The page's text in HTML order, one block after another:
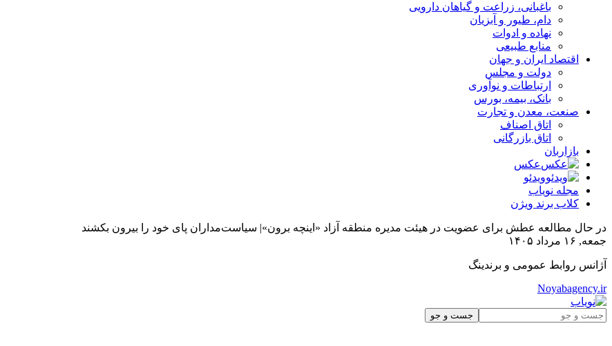
باغبانی، زراعت و گیاهان دارویی
دام، طیور و آبزیان
نهاده و ادوات
منابع طبیعی
اقتصاد ایران و جهان
دولت و مجلس
ارتباطات و نوآوری
بانک، بیمه، بورس
صنعت، معدن و تجارت
اتاق اصناف
اتاق بازرگانی
بازاربان
عکس
ویدئو
مجله نویاب
کلاب برند ویژن
در حال مطالعه عطش برای عضویت در هیئت مدیره منطقه آزاد «اینچه برون»| سیاست‌مداران پای خود را بیرون بکشند
جمعه, ۱۶ مرداد ۱۴۰۵
آژانس روابط عمومی و برندینگ
Noyabagency.ir